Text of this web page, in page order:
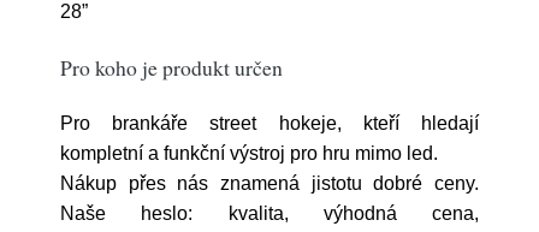
28”
Pro koho je produkt určen
Pro brankáře street hokeje, kteří hledají
kompletní a funkční výstroj pro hru mimo led.
Nákup přes nás znamená jistotu dobré ceny.
Naše heslo: kvalita, výhodná cena,